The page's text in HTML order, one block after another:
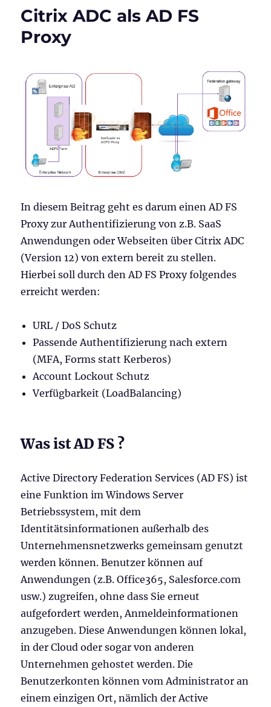
Azure-
als
Citrix
SP
(Citrix
FAS)
Citrix ADC als AD FS
Proxy
In diesem Beitrag geht es darum einen AD FS
Proxy zur Authentifizierung von z.B. SaaS
Anwendungen oder Webseiten über Citrix ADC
(Version 12) von extern bereit zu stellen.
Hierbei soll durch den AD FS Proxy folgendes
erreicht werden:
URL / DoS Schutz
Passende Authentifizierung nach extern
(MFA, Forms statt Kerberos)
Account Lockout Schutz
Verfügbarkeit (LoadBalancing)
Was ist AD FS ?
Active Directory Federation Services (AD FS) ist
eine Funktion im Windows Server
Betriebssystem, mit dem
Identitätsinformationen außerhalb des
Unternehmensnetzwerks gemeinsam genutzt
werden können. Benutzer können auf
Anwendungen (z.B. Office365, Salesforce.com
usw.) zugreifen, ohne dass Sie erneut
aufgefordert werden, Anmeldeinformationen
anzugeben. Diese Anwendungen können lokal,
in der Cloud oder sogar von anderen
Unternehmen gehostet werden. Die
Benutzerkonten können vom Administrator an
einem einzigen Ort, nämlich der Active